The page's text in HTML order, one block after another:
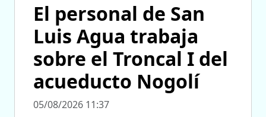
El personal de San
Luis Agua trabaja
sobre el Troncal I del
acueducto Nogolí
05/08/2026 11:37